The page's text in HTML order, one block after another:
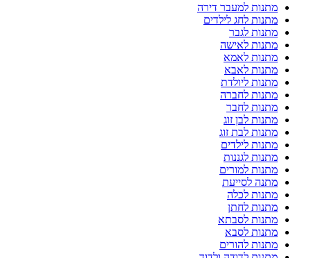
מתנות למעבר דירה
מתנות לחג לילדים
מתנות לגבר
מתנות לאישה
מתנות לאמא
מתנות לאבא
מתנות ליולדת
מתנות לחברה
מתנות לחבר
מתנות לבן זוג
מתנות לבת זוג
מתנות לילדים
מתנות לגננות
מתנות למורים
מתנה לסייעת
מתנות לכלה
מתנות לחתן
מתנות לסבתא
מתנות לסבא
מתנות להורים